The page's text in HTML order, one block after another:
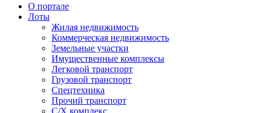
О портале
Лоты
Жилая недвижимость
Коммерческая недвижимость
Земельные участки
Имущественные комплексы
Легковой транспорт
Грузовой транспорт
Спецтехника
Прочий транспорт
С/Х комплекс